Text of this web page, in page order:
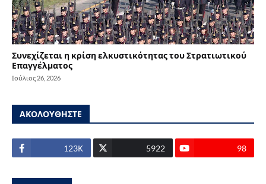
Συνεχίζεται η κρίση ελκυστικότητας του Στρατιωτικού
Επαγγέλματος
Ιούλιος 26, 2026
ΑΚΟΛΟΥΘΗΣΤΕ
123Κ 5922 98